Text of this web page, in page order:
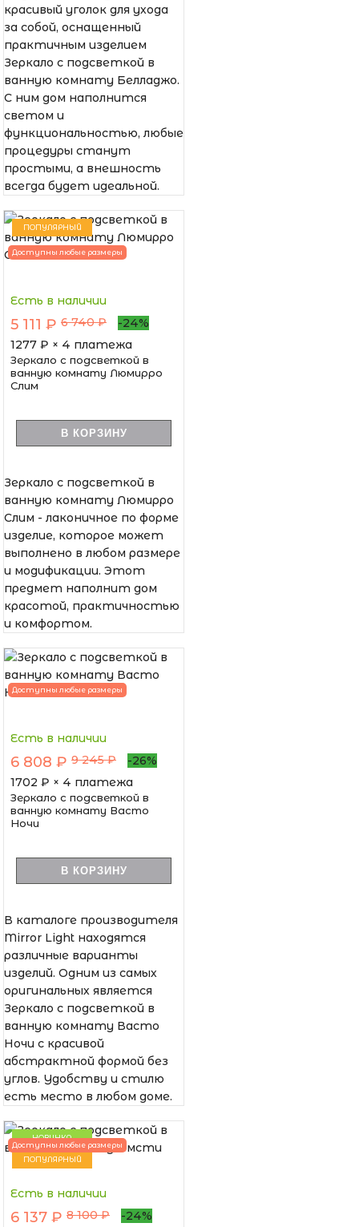
красивый уголок для ухода
за собой, оснащенный
практичным изделием
Зеркало с подсветкой в
ванную комнату Белладжо.
С ним дом наполнится
светом и
функциональностью, любые
процедуры станут
простыми, а внешность
всегда будет идеальной.
ПОПУЛЯРНЫЙ
Доступны любые размеры
Есть в наличии
5 111 ₽ 6 740 ₽
-24%
1277 ₽ × 4 платежа
Зеркало с подсветкой в
ванную комнату Люмирро
Слим
В КОРЗИНУ
Зеркало с подсветкой в
ванную комнату Люмирро
Слим - лаконичное по форме
изделие, которое может
выполнено в любом размере
и модификации. Этот
предмет наполнит дом
красотой, практичностью
и комфортом.
Доступны любые размеры
Есть в наличии
6 808 ₽ 9 245 ₽
-26%
1702 ₽ × 4 платежа
Зеркало с подсветкой в
ванную комнату Васто
Ночи
В КОРЗИНУ
В каталоге производителя
Mirror Light находятся
различные варианты
изделий. Одним из самых
оригинальных является
Зеркало с подсветкой в
ванную комнату Васто
Ночи с красивой
абстрактной формой без
углов. Удобству и стилю
есть место в любом доме.
НОВИНКА
ПОПУЛЯРНЫЙ
Доступны любые размеры
Есть в наличии
6 137 ₽ 8 100 ₽
-24%